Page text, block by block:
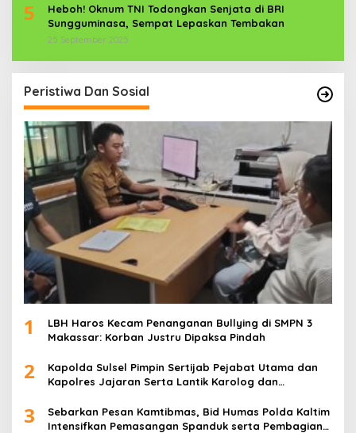
5
Heboh! Oknum TNI Todongkan Senjata di BRI
Sungguminasa, Sempat Lepaskan Tembakan
25 September 2025
Peristiwa Dan Sosial
1
LBH Haros Kecam Penanganan Bullying di SMPN 3
Makassar: Korban Justru Dipaksa Pindah
2
Kapolda Sulsel Pimpin Sertijab Pejabat Utama dan
Kapolres Jajaran Serta Lantik Karolog dan
3
Sebarkan Pesan Kamtibmas, Bid Humas Polda Kaltim
Intensifkan Pemasangan Spanduk serta Pembagian